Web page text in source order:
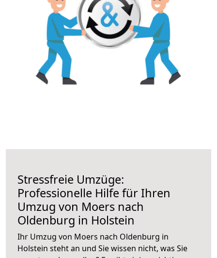
Stressfreie Umzüge:
Professionelle Hilfe für Ihren
Umzug von Moers nach
Oldenburg in Holstein
Ihr Umzug von Moers nach Oldenburg in
Holstein steht an und Sie wissen nicht, was Sie